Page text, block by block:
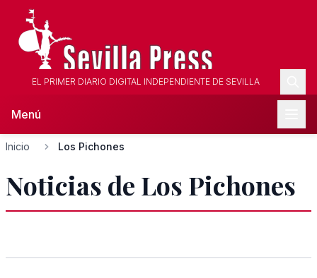
EL PRIMER DIARIO DIGITAL INDEPENDIENTE DE SEVILLA
Menú
Inicio Los Pichones
Noticias de Los Pichones